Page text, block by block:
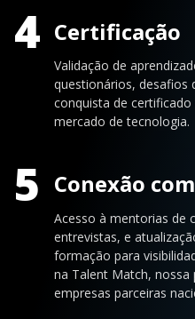
4 Certificação
Validação de
questionários, desafios
conquista de
mercado de tecnologia.
5 Conexão
Acesso à mentorias de
entrevistas, e
formação para
na Talent Match,
empresas parceiras